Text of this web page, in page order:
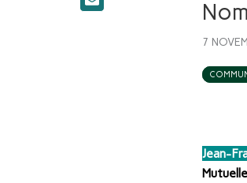
7
Jean-